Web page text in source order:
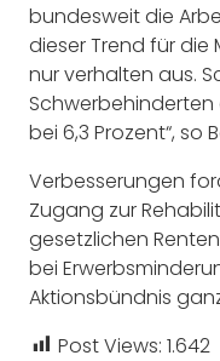
bundesweit die
dieser Trend für die
nur verhalten aus.
bei 6,3 Prozent“, so
Verbesserungen
Zugang zur
gesetzlichen
bei
Aktionsbündnis
Post Views: 1.642